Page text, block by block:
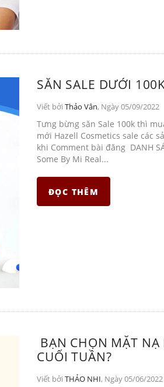
SĂN SALE DƯỚI 100K
Viết bởi Thảo Vân, Ngày 05/09/2022
Tưng bừng săn Sale 100k thì
mới Hazell Cosmetics sale các
khi Comment bài đăng DANH
Some By Mi Real...
ĐỌC THÊM
BẠN CHỌN MẶT
CUỐI TUẦN?
Viết bởi THẢO NHI, Ngày 05/06/2022